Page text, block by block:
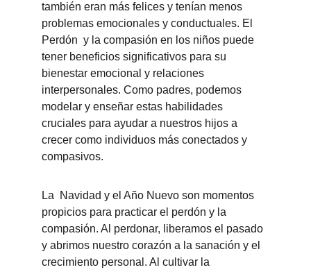
también eran más felices y tenían menos
problemas emocionales y conductuales. El
Perdón  y la compasión en los niños puede
tener beneficios significativos para su
bienestar emocional y relaciones
interpersonales. Como padres, podemos
modelar y enseñar estas habilidades
cruciales para ayudar a nuestros hijos a
crecer como individuos más conectados y
compasivos.
La  Navidad y el Año Nuevo son momentos
propicios para practicar el perdón y la
compasión. Al perdonar, liberamos el pasado
y abrimos nuestro corazón a la sanación y el
crecimiento personal. Al cultivar la